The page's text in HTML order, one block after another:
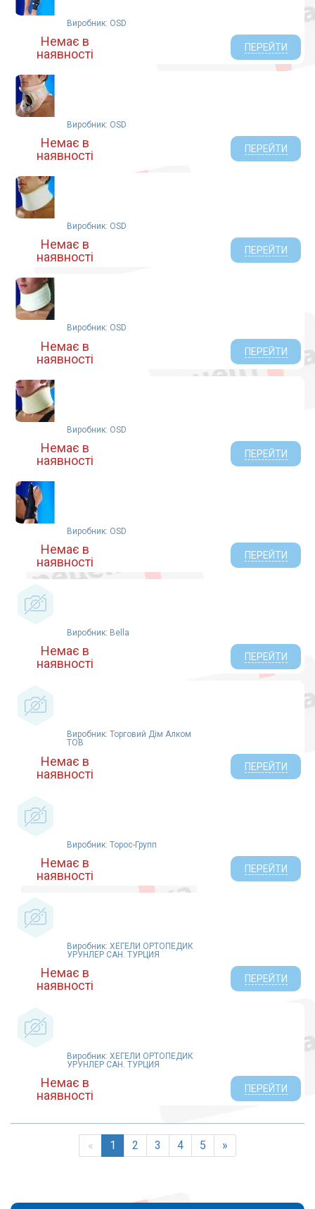
Виробник: OSD
Немає в
наявності
ПЕРЕЙТИ
Виробник: OSD
Немає в
наявності
ПЕРЕЙТИ
Виробник: OSD
Немає в
наявності
ПЕРЕЙТИ
Виробник: OSD
Немає в
наявності
ПЕРЕЙТИ
Виробник: OSD
Немає в
наявності
ПЕРЕЙТИ
Виробник: OSD
Немає в
наявності
ПЕРЕЙТИ
Виробник: Bella
Немає в
наявності
ПЕРЕЙТИ
Виробник: Торговий Дім Алком
ТОВ
Немає в
наявності
ПЕРЕЙТИ
Виробник: Торос-Групп
Немає в
наявності
ПЕРЕЙТИ
Виробник: ХЕГЕЛИ ОРТОПЕДИК
УРУНЛЕР САН. ТУРЦИЯ
Немає в
наявності
ПЕРЕЙТИ
Виробник: ХЕГЕЛИ ОРТОПЕДИК
УРУНЛЕР САН. ТУРЦИЯ
Немає в
наявності
ПЕРЕЙТИ
« 1 2 3 4 5 »